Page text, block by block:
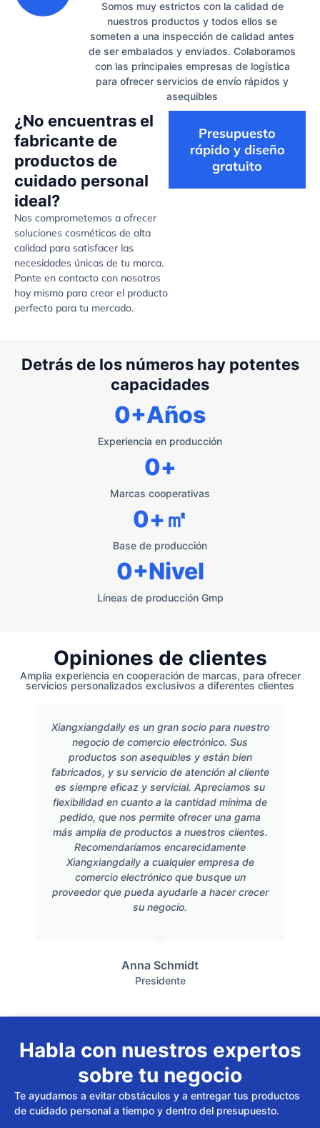
Somos muy estrictos con la calidad de
nuestros productos y todos ellos se
someten a una inspección de calidad antes
de ser embalados y enviados. Colaboramos
con las principales empresas de logística
para ofrecer servicios de envío rápidos y
asequibles
¿No encuentras el
fabricante de
productos de
cuidado personal
ideal?
Nos comprometemos a ofrecer
soluciones cosméticas de alta
calidad para satisfacer las
necesidades únicas de tu marca.
Ponte en contacto con nosotros
hoy mismo para crear el producto
perfecto para tu mercado.
Presupuesto
rápido y diseño
gratuito
Detrás de los números hay potentes
capacidades
Experiencia en producción
0+Años
Marcas cooperativas
0+
Base de producción
0+㎡
Líneas de producción Gmp
0+Nivel
Opiniones de clientes
Amplia experiencia en cooperación de marcas, para ofrecer
servicios personalizados exclusivos a diferentes clientes
Xiangxiangdaily es un gran socio para nuestro
negocio de comercio electrónico. Sus
productos son asequibles y están bien
fabricados, y su servicio de atención al cliente
es siempre eficaz y servicial. Apreciamos su
flexibilidad en cuanto a la cantidad mínima de
pedido, que nos permite ofrecer una gama
más amplia de productos a nuestros clientes.
Recomendaríamos encarecidamente
Xiangxiangdaily a cualquier empresa de
comercio electrónico que busque un
proveedor que pueda ayudarle a hacer crecer
su negocio.
Anna Schmidt
Presidente
Habla con nuestros expertos
sobre tu negocio
Te ayudamos a evitar obstáculos y a entregar tus productos
de cuidado personal a tiempo y dentro del presupuesto.